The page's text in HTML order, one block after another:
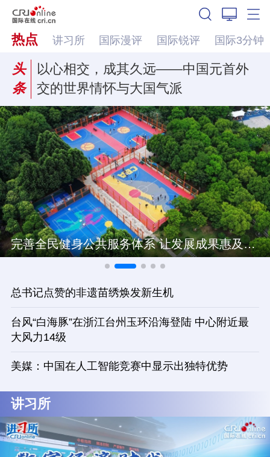
热点 讲习所 国际漫评 国际锐评 国际3分钟
头
条
以心相交，成其久远——中国元首外
交的世界情怀与大国气派
完善全民健身公共服务体系 让发展成果惠及全体人民
总书记点赞的非遗苗绣焕发新生机
台风“白海豚”在浙江台州玉环沿海登陆 中心附近最
大风力14级
美媒：中国在人工智能竞赛中显示出独特优势
讲习所